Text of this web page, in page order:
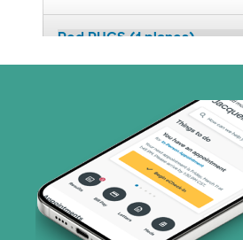
Red PHCS (1 planes)
United HealthCare (28
WellMed (15 planes)